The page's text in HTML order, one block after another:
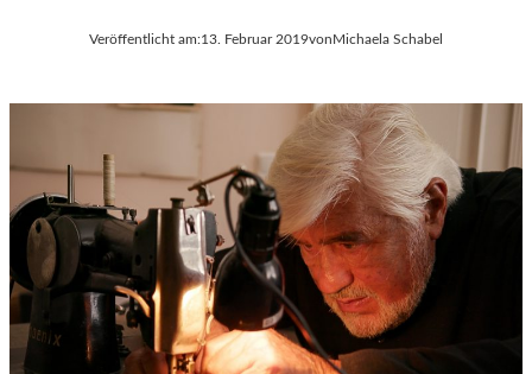
Veröffentlicht am:13. Februar 2019vonMichaela Schabel